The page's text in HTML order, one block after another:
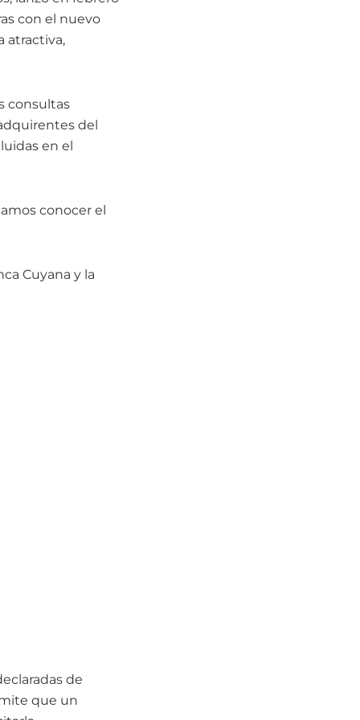
con el nuevo
atractiva,
consultas
del
en el
conocer el
Cuyana y la
de
que un